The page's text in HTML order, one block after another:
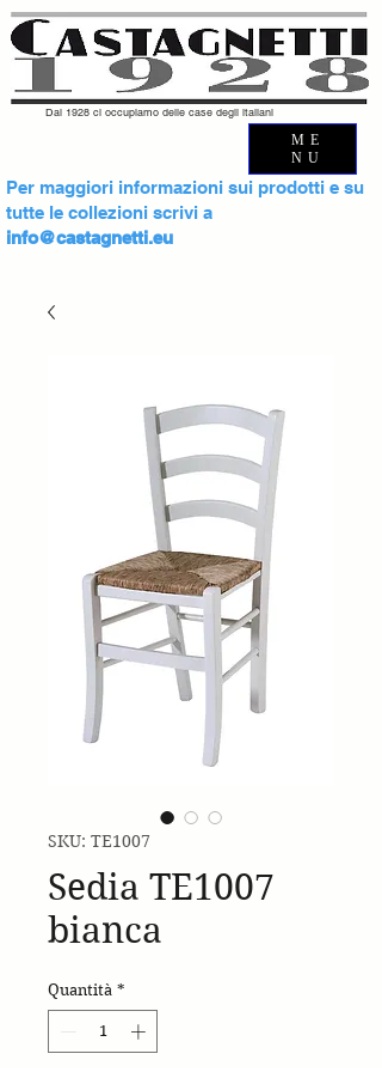
Dal 1928 ci occupiamo delle case degli italiani
Per maggiori informazioni sui prodotti e su
tutte le collezioni scrivi a
info@castagnetti.eu
ME
NU
SKU: TE1007
Sedia TE1007
bianca
Quantità *